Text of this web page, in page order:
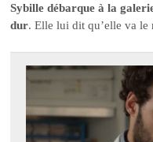
Sybille débarque à la
dur. Elle lui dit qu’elle va le